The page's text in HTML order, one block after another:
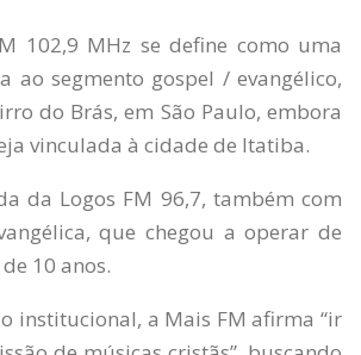
102,9 MHz se define como uma
ao segmento gospel / evangélico,
do Brás, em São Paulo, embora
vinculada à cidade de Itatiba.
da Logos FM 96,7, também com
que chegou a operar de
10 anos.
institucional, a Mais FM afirma “ir